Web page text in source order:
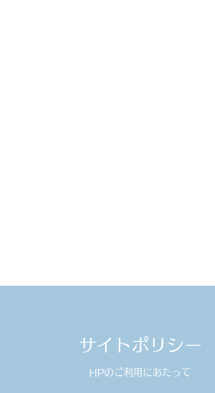
サイトポリシー
HPのご利用にあたって